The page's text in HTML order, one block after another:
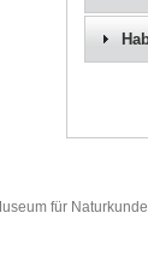
für